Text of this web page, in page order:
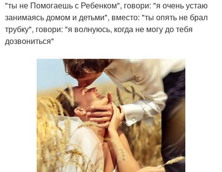
"ты не Помогаешь с Ребенком", говори: "я очень устаю
занимаясь домом и детьми", вместо: "ты опять не брал
трубку", говори: "я волнуюсь, когда не могу до тебя
дозвониться"